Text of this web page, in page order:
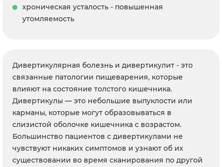
хроническая усталость - повышенная
утомляемость
Дивертикулярная болезнь и дивертикулит - это
связанные патологии пищеварения, которые
влияют на состояние толстого кишечника.
Дивертикулы — это небольшие выпуклости или
карманы, которые могут образовываться в
слизистой оболочке кишечника с возрастом.
Большинство пациентов с дивертикулами не
чувствуют никаких симптомов и узнают об их
существовании во время сканирования по другой